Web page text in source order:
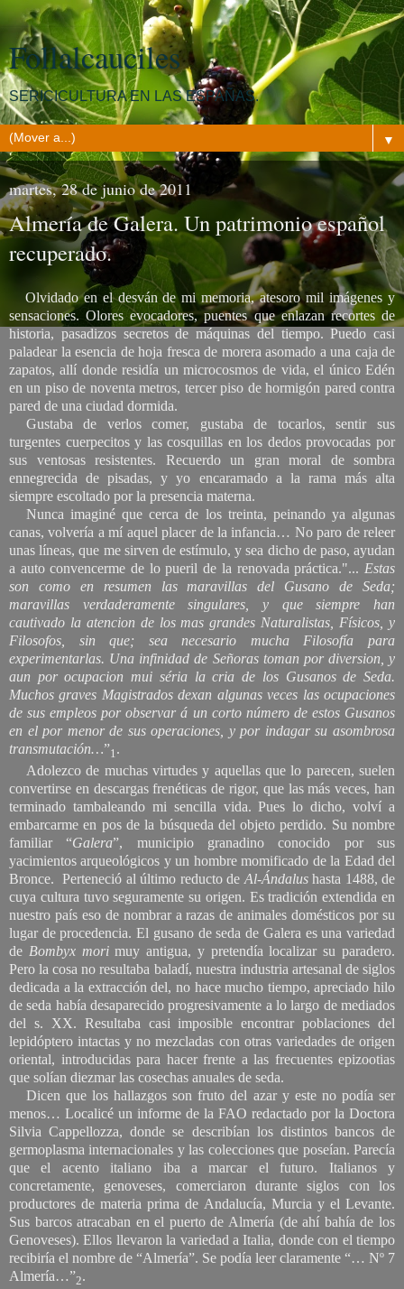
Follalcauciles
SERICICULTURA EN LAS ESPAÑAS.
▼
martes, 28 de junio de 2011
Almería de Galera. Un patrimonio español
recuperado.
Olvidado en el desván de mi memoria, atesoro mil imágenes y
sensaciones. Olores evocadores, puentes que enlazan recortes de
historia, pasadizos secretos de máquinas del tiempo. Puedo casi
paladear la esencia de hoja fresca de morera asomado a una caja de
zapatos, allí donde residía un microcosmos de vida, el único Edén
en un piso de noventa metros, tercer piso de hormigón pared contra
pared de una ciudad dormida.
Gustaba de verlos comer, gustaba de tocarlos, sentir sus
turgentes cuerpecitos y las cosquillas en los dedos provocadas por
sus ventosas resistentes. Recuerdo un gran moral de sombra
ennegrecida de pisadas, y yo encaramado a la rama más alta
siempre escoltado por la presencia materna.
Nunca imaginé que cerca de los treinta, peinando ya algunas
canas, volvería a mí aquel placer de la infancia… No paro de releer
unas líneas, que me sirven de estímulo, y sea dicho de paso, ayudan
a auto convencerme de lo pueril de la renovada práctica."... Estas
son como en resumen las maravillas del Gusano de Seda;
maravillas verdaderamente singulares, y que siempre han
cautivado la atencion de los mas grandes Naturalistas, Físicos, y
Filosofos, sin que; sea necesario mucha Filosofía para
experimentarlas. Una infinidad de Señoras toman por diversion, y
aun por ocupacion mui séria la cria de los Gusanos de Seda.
Muchos graves Magistrados dexan algunas veces las ocupaciones
de sus empleos por observar á un corto número de estos Gusanos
en el por menor de sus operaciones, y por indagar su asombrosa
transmutación…”1 .
Adolezco de muchas virtudes y aquellas que lo parecen, suelen
convertirse en descargas frenéticas de rigor, que las más veces, han
terminado tambaleando mi sencilla vida. Pues lo dicho, volví a
embarcarme en pos de la búsqueda del objeto perdido. Su nombre
familiar “Galera”, municipio granadino conocido por sus
yacimientos arqueológicos y un hombre momificado de la Edad del
Bronce. Perteneció al último reducto de Al-Ándalushasta 1488, de
cuya cultura tuvo seguramente su origen. Es tradición extendida en
nuestro país eso de nombrar a razas de animales domésticos por su
lugar de procedencia. El gusano de seda de Galera es una variedad
de Bombyx morimuy antigua, y pretendía localizar su paradero.
Pero la cosa no resultaba baladí, nuestra industria artesanal de siglos
dedicada a la extracción del, no hace mucho tiempo, apreciado hilo
de seda había desaparecido progresivamente a lo largo de mediados
del s. XX. Resultaba casi imposible encontrar poblaciones del
lepidóptero intactas y no mezcladas con otras variedades de origen
oriental, introducidas para hacer frente a las frecuentes epizootias
que solían diezmar las cosechas anuales de seda.
Dicen que los hallazgos son fruto del azar y este no podía ser
menos… Localicé un informe de la FAO redactado por la Doctora
Silvia Cappellozza, donde se describían los distintos bancos de
germoplasma internacionales y las colecciones que poseían. Parecía
que el acento italiano iba a marcar el futuro. Italianos y
concretamente, genoveses, comerciaron durante siglos con los
productores de materia prima de Andalucía, Murcia y el Levante.
Sus barcos atracaban en el puerto de Almería (de ahí bahía de los
Genoveses). Ellos llevaron la variedad a Italia, donde con el tiempo
recibiría el nombre de “Almería”. Se podía leer claramente “… Nº 7
Almería…”2.